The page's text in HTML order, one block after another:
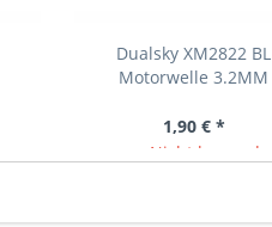
Dualsky XM2822 BL
Motorwelle 3.2MM
1,90 € *
Nicht lagernd